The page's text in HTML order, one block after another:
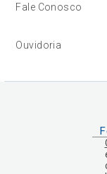
Fale Conosco
Ouvidoria